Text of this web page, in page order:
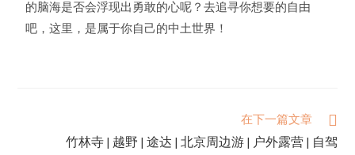
的脑海是否会浮现出勇敢的心呢？去追寻你想要的自由
吧，这里，是属于你自己的中土世界！
在下一篇文章
竹林寺 | 越野 | 途达 | 北京周边游 | 户外露营 | 自驾